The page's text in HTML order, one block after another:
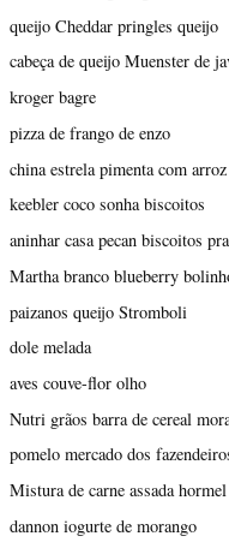
queijo Cheddar pringles queijo
cabeça de queijo Muenster de
kroger bagre
pizza de frango de enzo
china estrela pimenta com arroz
keebler coco sonha biscoitos
aninhar casa pecan biscoitos
Martha branco blueberry
paizanos queijo Stromboli
dole melada
aves couve-flor olho
Nutri grãos barra de cereal
pomelo mercado dos
Mistura de carne assada hormel
dannon iogurte de morango